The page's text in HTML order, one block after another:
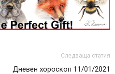
Следваща статия
Дневен хороскоп 11/01/2021